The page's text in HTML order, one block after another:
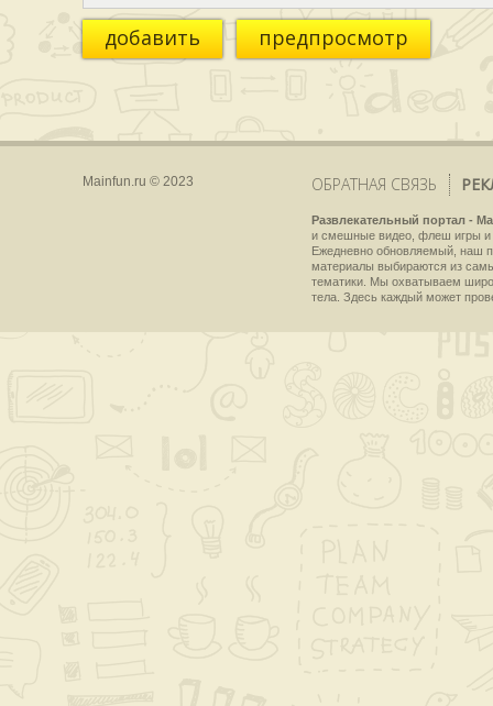
добавить предпросмотр
Mainfun.ru © 2023 ОБРАТНАЯ СВЯЗЬ
Развлекательный портал -
и смешные видео, флеш игры и
Ежедневно обновляемый, наш
материалы выбираются из
тематики. Мы охватываем
тела. Здесь каждый может